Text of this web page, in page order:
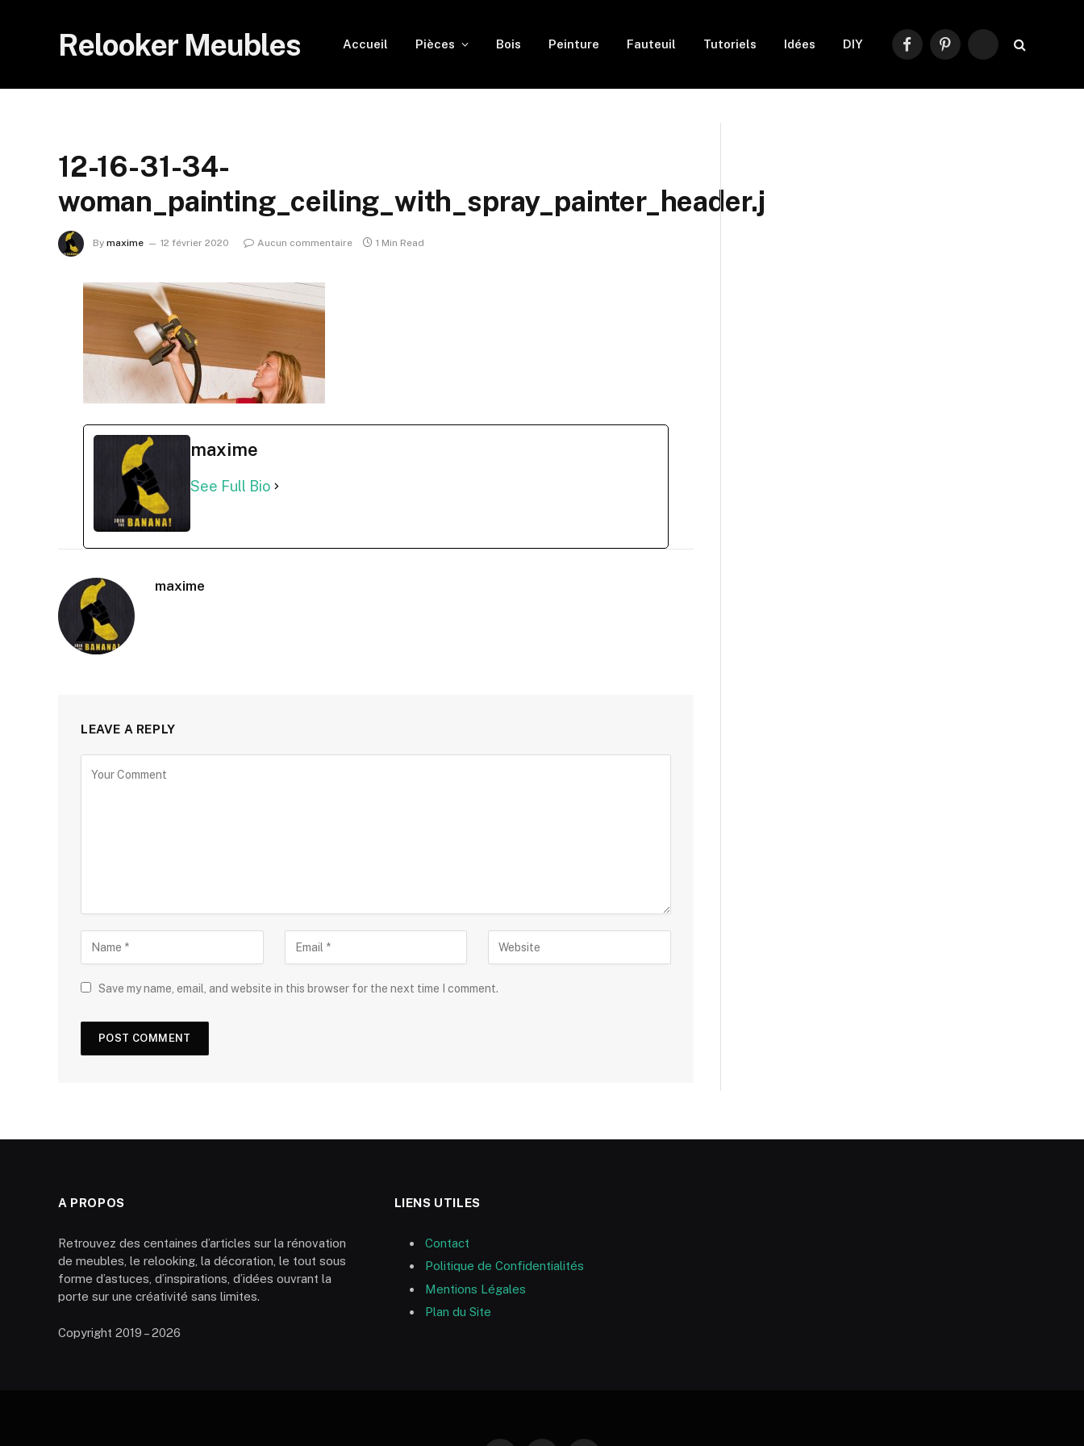
Relooker Meubles Accueil Pièces Bois Peinture Fauteuil Tutoriels Idées DIY
FacebookPinterestRSS
12-16-31-34-
woman_painting_ceiling_with_spray_painter_header.j
By maxime 12 février 2020 Aucun commentaire 1 Min Read
maxime
See Full Bio
maxime
LEAVE A REPLY
Save my name, email, and website in this browser for the next time I comment.
A PROPOS
Retrouvez des centaines d’articles sur la rénovation
de meubles, le relooking, la décoration, le tout sous
forme d’astuces, d’inspirations, d’idées ouvrant la
porte sur une créativité sans limites.
Copyright 2019 – 2026
LIENS UTILES
Contact
Politique de Confidentialités
Mentions Légales
Plan du Site